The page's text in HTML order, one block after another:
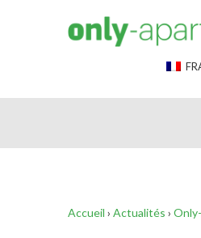
Accueil › Actualités ›